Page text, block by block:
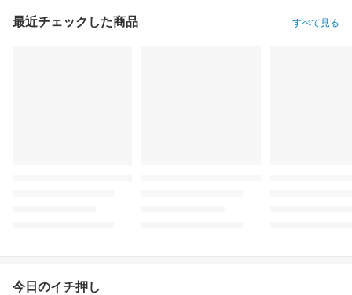
最近チェックした商品 すべて見る
今日のイチ押し